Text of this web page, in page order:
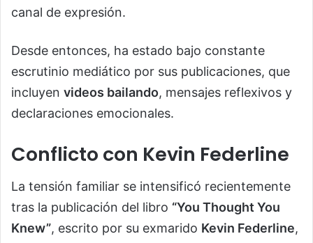
canal de expresión.
Desde entonces, ha estado bajo constante
escrutinio mediático por sus publicaciones, que
incluyen videos bailando, mensajes reflexivos y
declaraciones emocionales.
Conflicto con Kevin Federline
La tensión familiar se intensificó recientemente
tras la publicación del libro “You Thought You
Knew”, escrito por su exmarido Kevin Federline,